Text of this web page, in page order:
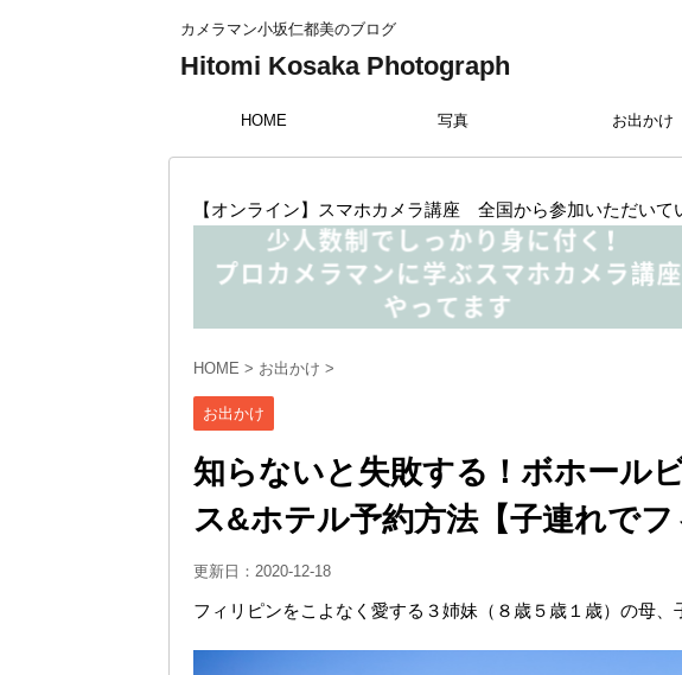
カメラマン小坂仁都美のブログ
Hitomi Kosaka Photograph
HOME 写真 お出かけ
【オンライン】スマホカメラ講座 全国から参加いただいて
HOME > お出かけ >
お出かけ
知らないと失敗する！ボホール
ス&ホテル予約方法【子連れでフ
更新日： 2020-12-18
フィリピンをこよなく愛する３姉妹（８歳５歳１歳）の母、